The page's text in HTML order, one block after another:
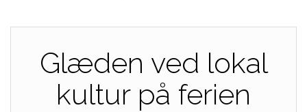
Glæden ved lokal
kultur på ferien